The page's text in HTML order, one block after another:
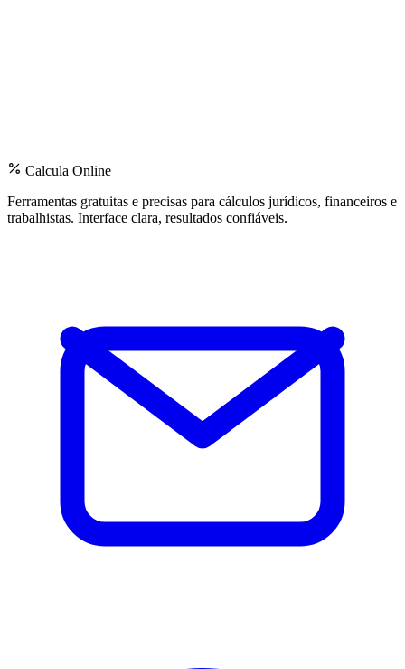
Calcula Online
Ferramentas gratuitas e precisas para cálculos jurídicos, financeiros e
trabalhistas. Interface clara, resultados confiáveis.